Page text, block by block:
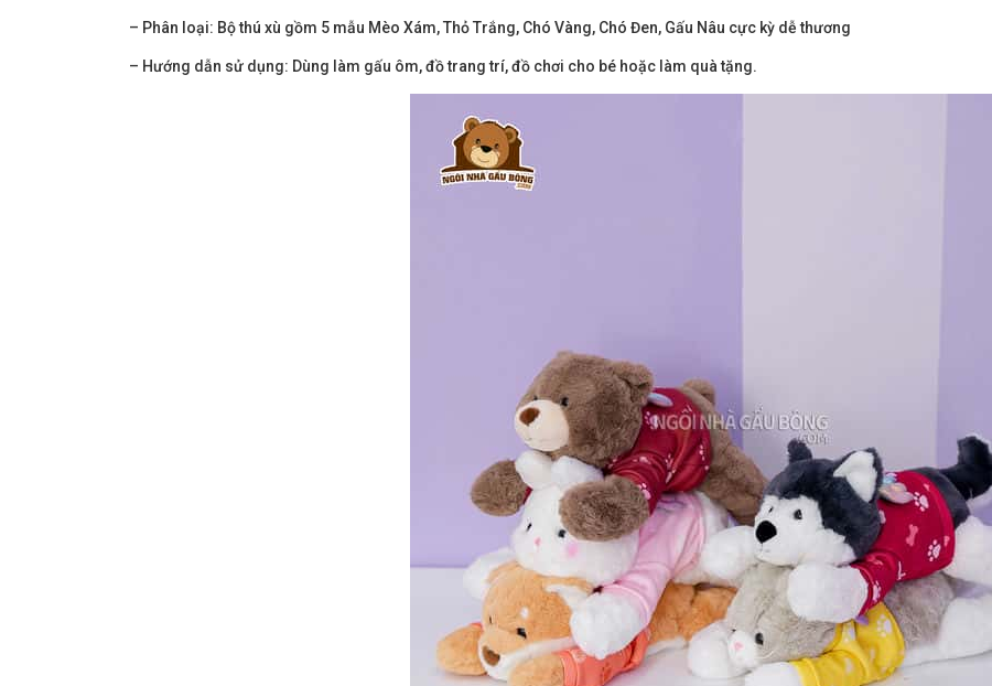
– Phân loại: Bộ thú xù gồm 5 mẫu Mèo Xám, Thỏ Trắng, Chó Vàng, Chó Đen, Gấu Nâu cực kỳ dễ thương
– Hướng dẫn sử dụng: Dùng làm gấu ôm, đồ trang trí, đồ chơi cho bé hoặc làm quà tặng.